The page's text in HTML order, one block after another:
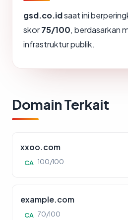
gsd.co.idsaat ini
skor75/100, berdasarkan
infrastruktur publik.
Domain Terkait
xxoo.com
CA 100/100
example.com
CA 70/100